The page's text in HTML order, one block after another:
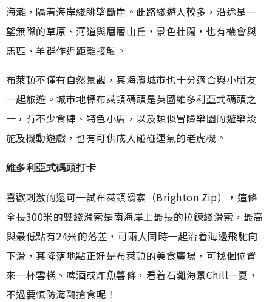
海灘，隔着海岸綫眺望斷崖。此路綫遊人較多，沿途是一
望無際的草原、河道與層層山丘，景色壯闊，也有機會與
馬匹、羊群作近距離接觸。
布萊頓不僅有自然景觀，其海濱城市也十分適合與小朋友
一起旅遊。城市地標布萊頓碼頭是英國維多利亞式碼頭之
一，有不少食肆、特色小店，以及類似冒險樂園的遊樂設
施及機動遊戲，也有可供成人碰碰運氣的老虎機。
維多利亞式碼頭打卡
喜歡刺激的還可一試布萊頓滑索（Brighton Zip），這條
全長300米的雙綫滑索是南海岸上最長的拉鍊綫滑索，最高
與最低點有24米的落差，可兩人同時一起沿着海邊飛馳向
下滑，其降落地點正好是布萊頓的美食廣場，可找個位置
來一杯雪榚、啤酒或炸魚薯條，看着石灘海景Chill一夏，
不過要慎防海鷗搶食呢！